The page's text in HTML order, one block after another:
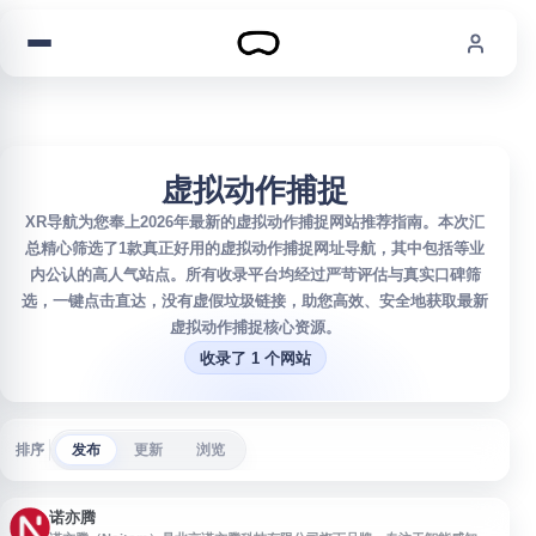
虚拟动作捕捉
XR导航为您奉上2026年最新的虚拟动作捕捉网站推荐指南。本次汇
总精心筛选了1款真正好用的虚拟动作捕捉网址导航，其中包括等业
内公认的高人气站点。所有收录平台均经过严苛评估与真实口碑筛
选，一键点击直达，没有虚假垃圾链接，助您高效、安全地获取最新
虚拟动作捕捉核心资源。
收录了 1 个网站
排序 发布 更新 浏览
诺亦腾